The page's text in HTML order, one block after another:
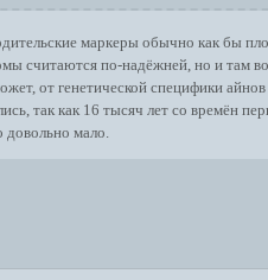
маркеры обычно как бы
считаются по-надёжней, но и там
от генетической специфики
так как 16 тысяч лет со времён
довольно мало.